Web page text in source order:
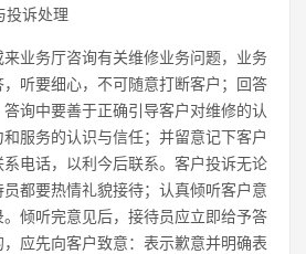
投诉处理
业务厅咨询有关维修业务问题，业务
听要细心，不可随意打断客户；回答
询中要善于正确引导客户对维修的认
服务的认识与信任；并留意记下客户
电话，以利今后联系。客户投诉无论
都要热情礼貌接待；认真倾听客户意
倾听完意见后，接待员应立即给予答
应先向客户致意：表示歉意并明确表